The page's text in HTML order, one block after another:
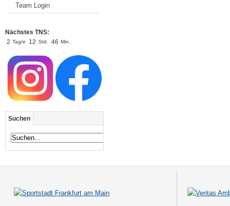
Team Login
Nächstes TNS:
2 Tag/e 12 Std. 46 Min.
Suchen